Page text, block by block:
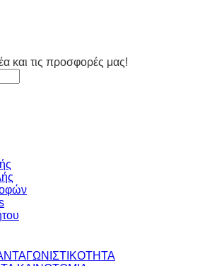
και τις προσφορές μας!